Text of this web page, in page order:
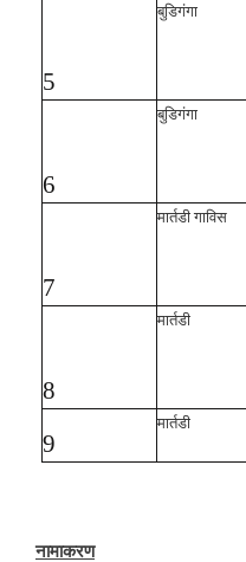
5
बुडिगंगा
6
बुडिगंगा
7
मार्तडी गाविस
8
मार्तडी
9
मार्तडी
नामाकरण